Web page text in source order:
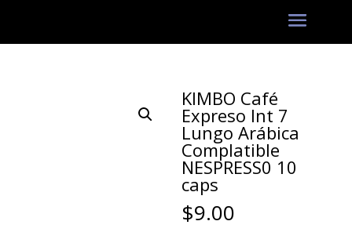
KIMBO Café
Expreso Int 7
Lungo Arábica
Complatible
NESPRESS0 10
caps
$9.00